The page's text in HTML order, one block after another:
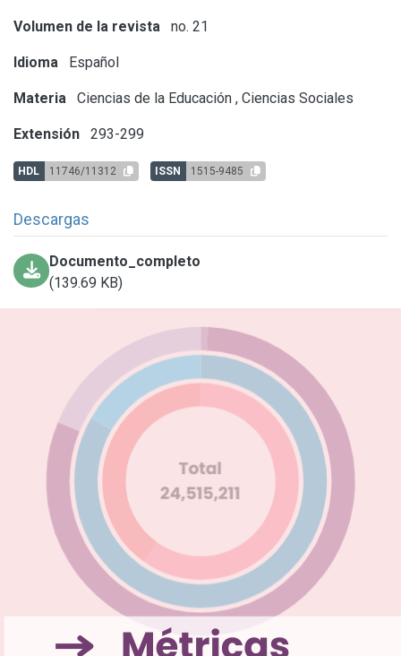
Volumen de la revista no. 21
Idioma Español
Materia Ciencias de la Educación , Ciencias Sociales
Extensión 293-299
HDL 11746/11312 ISSN 1515-9485
Descargas
Documento_completo
(139.69 KB)